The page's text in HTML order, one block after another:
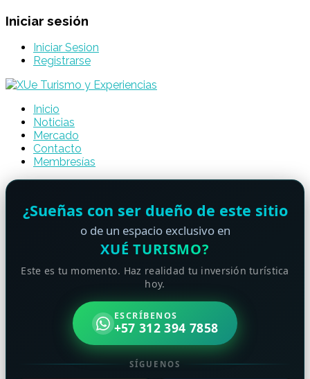
Iniciar sesión
Iniciar Sesion
Registrarse
Inicio
Noticias
Mercado
Contacto
Membresías
¿Sueñas con ser dueño de este sitio
o de un espacio exclusivo en
XUÉ TURISMO?
Este es tu momento. Haz realidad tu inversión turística
hoy.
ESCRÍBENOS
+57 312 394 7858
SÍGUENOS